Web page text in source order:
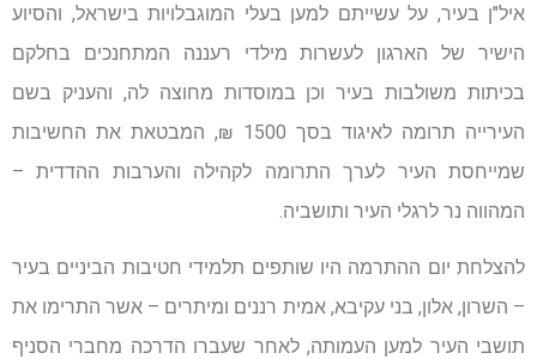
איל"ן בעיר, על עשייתם למען בעלי המוגבלויות בישראל, והסיוע
הישיר של הארגון לעשרות מילדי רעננה המתחנכים בחלקם
בכיתות משולבות בעיר וכן במוסדות מחוצה לה, והעניק בשם
העירייה תרומה לאיגוד בסך 1500 ₪, המבטאת את החשיבות
שמייחסת העיר לערך התרומה לקהילה והערבות ההדדית –
המהווה נר לרגלי העיר ותושביה.
להצלחת יום ההתרמה היו שותפים תלמידי חטיבות הביניים בעיר
– השרון, אלון, בני עקיבא, אמית רננים ומיתרים – אשר התרימו את
תושבי העיר למען העמותה, לאחר שעברו הדרכה מחברי הסניף